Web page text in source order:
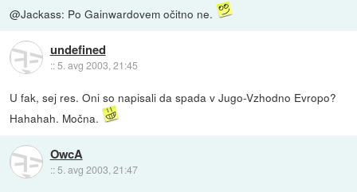
@Jackass: Po Gainwardovem očitno ne.
undefined
::5. avg 2003, 21:45
U fak, sej res. Oni so napisali da spada v Jugo-Vzhodno Evropo?
Hahahah. Močna.
OwcA
:: 5. avg 2003, 21:47